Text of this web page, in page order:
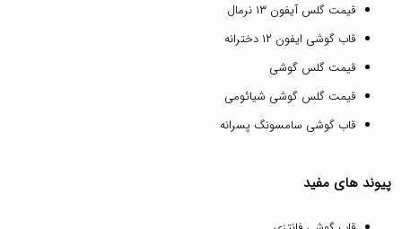
قیمت گلس آیفون ۱۳ نرمال
قاب گوشی ایفون ۱۲ دخترانه
قیمت گلس گوشی
قیمت گلس گوشی شیائومی
قاب گوشی سامسونگ پسرانه
پیوند های مفید